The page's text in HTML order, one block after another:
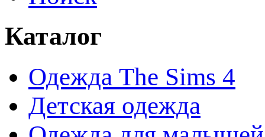
Каталог
Одежда The Sims 4
Детская одежда